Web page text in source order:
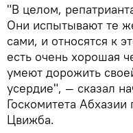
"В целом,
Они испытывают те
сами, и относятся к
есть очень хорошая
умеют дорожить
усердие", — сказал
Госкомитета
Цвижба.